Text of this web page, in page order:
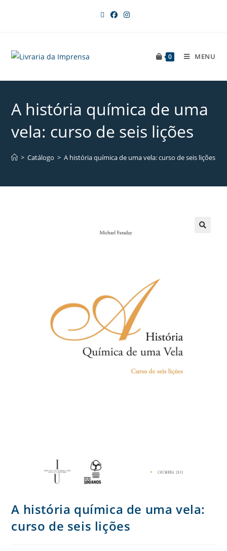
0 MENU
A história química de uma
vela: curso de seis lições
> Catálogo > A história química de uma vela: curso de seis lições
A história química de uma vela:
curso de seis lições